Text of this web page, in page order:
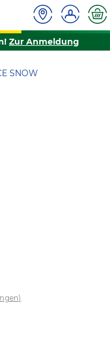
Zur Anmeldung
SNOW